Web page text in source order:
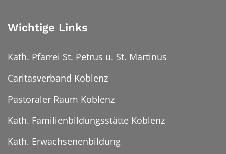
Wichtige Links
Kath. Pfarrei St. Petrus u. St. Martinus
Caritasverband Koblenz
Pastoraler Raum Koblenz
Kath. Familienbildungsstätte Koblenz
Kath. Erwachsenenbildung